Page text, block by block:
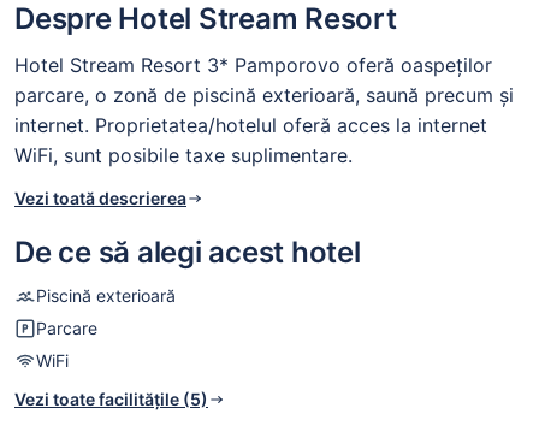
Despre Hotel Stream Resort
Hotel Stream Resort 3* Pamporovo oferă oaspeților
parcare, o zonă de piscină exterioară, saună precum și
internet. Proprietatea/hotelul oferă acces la internet
WiFi, sunt posibile taxe suplimentare.
Vezi toată descrierea
De ce să alegi acest hotel
Piscină exterioară
Parcare
WiFi
Vezi toate facilitățile (5)